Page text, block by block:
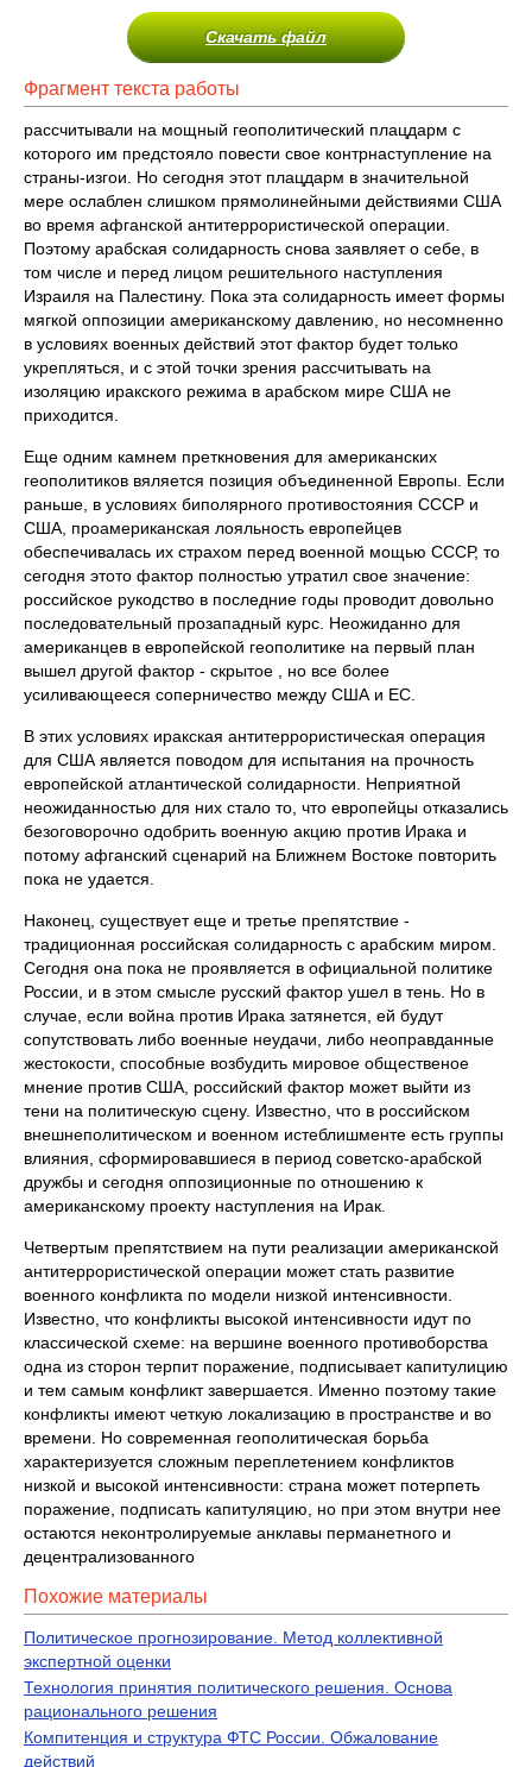
Скачать файл
Фрагмент текста работы
рассчитывали на мощный геополитический плацдарм с
которого им предстояло повести свое контрнаступление на
страны-изгои. Но сегодня этот плацдарм в значительной
мере ослаблен слишком прямолинейными действиями США
во время афганской антитеррористической операции.
Поэтому арабская солидарность снова заявляет о себе, в
том числе и перед лицом решительного наступления
Израиля на Палестину. Пока эта солидарность имеет формы
мягкой оппозиции американскому давлению, но несомненно
в условиях военных действий этот фактор будет только
укрепляться, и с этой точки зрения рассчитывать на
изоляцию иракского режима в арабском мире США не
приходится.
Еще одним камнем преткновения для американских
геополитиков вяляется позиция объединенной Европы. Если
раньше, в условиях биполярного противостояния СССР и
США, проамериканская лояльность европейцев
обеспечивалась их страхом перед военной мощью СССР, то
сегодня этото фактор полностью утратил свое значение:
российское рукодство в последние годы проводит довольно
последовательный прозападный курс. Неожиданно для
американцев в европейской геополитике на первый план
вышел другой фактор - скрытое , но все более
усиливающееся соперничество между США и ЕС.
В этих условиях иракская антитеррористическая операция
для США является поводом для испытания на прочность
европейской атлантической солидарности. Неприятной
неожиданностью для них стало то, что европейцы отказались
безоговорочно одобрить военную акцию против Ирака и
потому афганский сценарий на Ближнем Востоке повторить
пока не удается.
Наконец, существует еще и третье препятствие -
традиционная российская солидарность с арабским миром.
Сегодня она пока не проявляется в официальной политике
России, и в этом смысле русский фактор ушел в тень. Но в
случае, если война против Ирака затянется, ей будут
сопутствовать либо военные неудачи, либо неоправданные
жестокости, способные возбудить мировое общественое
мнение против США, российский фактор может выйти из
тени на политическую сцену. Известно, что в российском
внешнеполитическом и военном истеблишменте есть группы
влияния, сформировавшиеся в период советско-арабской
дружбы и сегодня оппозиционные по отношению к
американскому проекту наступления на Ирак.
Четвертым препятствием на пути реализации американской
антитеррористической операции может стать развитие
военного конфликта по модели низкой интенсивности.
Известно, что конфликты высокой интенсивности идут по
классической схеме: на вершине военного противоборства
одна из сторон терпит поражение, подписывает капитулицию
и тем самым конфликт завершается. Именно поэтому такие
конфликты имеют четкую локализацию в пространстве и во
времени. Но современная геополитическая борьба
характеризуется сложным переплетением конфликтов
низкой и высокой интенсивности: страна может потерпеть
поражение, подписать капитуляцию, но при этом внутри нее
остаются неконтролируемые анклавы перманетного и
децентрализованного
Похожие материалы
Политическое прогнозирование. Метод коллективной
экспертной оценки
Технология принятия политического решения. Основа
рационального решения
Компитенция и структура ФТС России. Обжалование
действий